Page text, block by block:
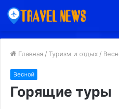
Главная / Туризм и отдых /
Весной
Горящие туры